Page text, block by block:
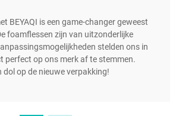
BEYAQI is een game-changer geweest
foamflessen zijn van uitzonderlijke
stelden ons in
perfect op ons merk af te stemmen.
dol op de nieuwe verpakking!